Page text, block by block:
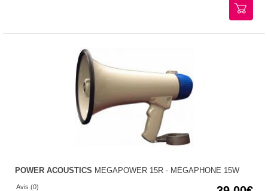
POWER ACOUSTICS MEGAPOWER 15R - MÉGAPHONE 15W
Avis (0)